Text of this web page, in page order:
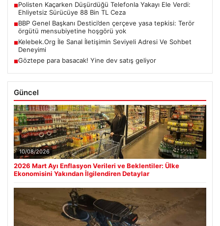
■Polisten Kaçarken Düşürdüğü Telefonla Yakayı Ele Verdi:
Ehliyetsiz Sürücüye 88 Bin TL Ceza
■BBP Genel Başkanı Destici’den çerçeve yasa tepkisi: Terör
örgütü mensubiyetine hoşgörü yok
■Kelebek.Org İle Sanal İletişimin Seviyeli Adresi Ve Sohbet
Deneyimi
■Göztepe para basacak! Yine dev satış geliyor
Güncel
10/08/2026
2026 Mart Ayı Enflasyon Verileri ve Beklentiler: Ülke
Ekonomisini Yakından İlgilendiren Detaylar